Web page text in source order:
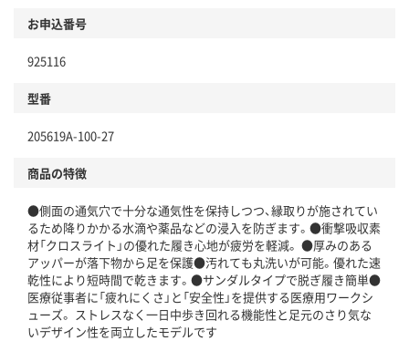
お申込番号
925116
型番
205619A-100-27
商品の特徴
●側面の通気穴で十分な通気性を保持しつつ、縁取りが施されてい
るため降りかかる水滴や薬品などの浸入を防ぎます。●衝撃吸収素
材「クロスライト」の優れた履き心地が疲労を軽減。 ●厚みのある
アッパーが落下物から足を保護●汚れても丸洗いが可能。優れた速
乾性により短時間で乾きます。●サンダルタイプで脱ぎ履き簡単●
医療従事者に「疲れにくさ」と「安全性」を提供する医療用ワークシ
ューズ。 ストレスなく一日中歩き回れる機能性と足元のさり気な
いデザイン性を両立したモデルです